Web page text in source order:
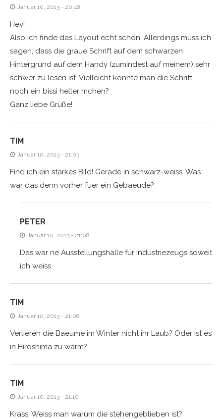
Januar 10, 2013 - 20:48
Hey!
Also ich finde das Layout echt schön. Allerdings muss ich
sagen, dass die graue Schrift auf dem schwarzen
Hintergrund auf dem Handy (zumindest auf meinem) sehr
schwer zu lesen ist. Vielleicht könnte man die Schrift
noch ein bissi heller mchen?
Ganz liebe Grüße!
TIM
Januar 10, 2013 - 21:03
Find ich ein starkes Bild! Gerade in schwarz-weiss. Was
war das denn vorher fuer ein Gebaeude?
PETER
Januar 10, 2013 - 21:08
Das war ne Ausstellungshalle für Industriezeugs soweit
ich weiss.
TIM
Januar 10, 2013 - 21:08
Verlieren die Baeume im Winter nicht ihr Laub? Oder ist es
in Hiroshima zu warm?
TIM
Januar 10, 2013 - 21:10
Krass. Weiss man warum die stehengeblieben ist?